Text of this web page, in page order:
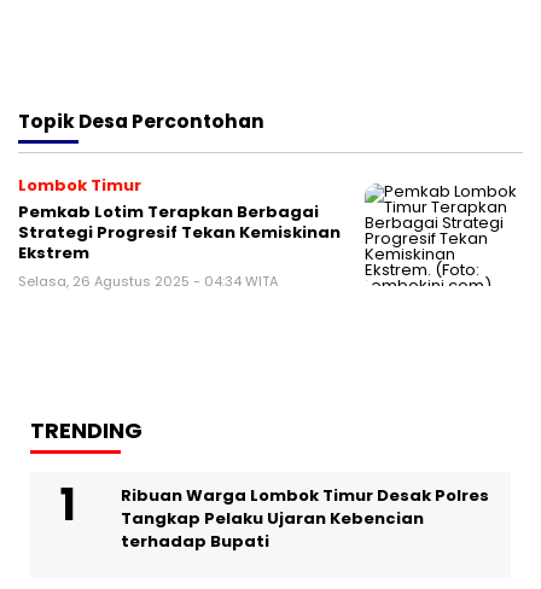
TopikDesa Percontohan
Lombok Timur
Pemkab Lotim Terapkan Berbagai
Strategi Progresif Tekan Kemiskinan
Ekstrem
Selasa, 26 Agustus 2025 - 04:34 WITA
TRENDING
Ribuan Warga Lombok Timur Desak Polres
Tangkap Pelaku Ujaran Kebencian
terhadap Bupati